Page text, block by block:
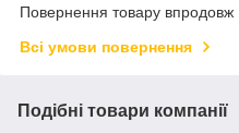
Повернення товару впродовж
Всі умови повернення
Подібні товари компанії